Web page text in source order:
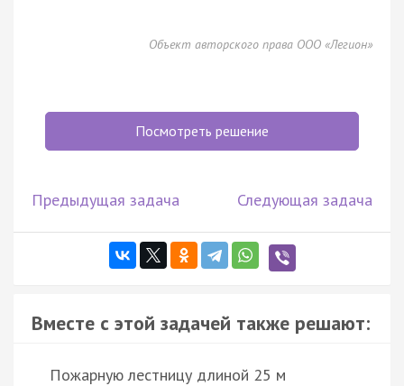
Объект авторского права ООО «Легион»
Посмотреть решение
Предыдущая задача Следующая задача
Вместе с этой задачей также решают:
Пожарную лестницу длиной 25 м